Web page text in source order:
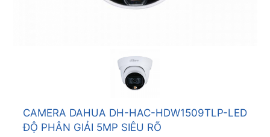
CAMERA DAHUA DH-HAC-HDW1509TLP-LED
ĐỘ PHÂN GIẢI 5MP SIÊU RÕ